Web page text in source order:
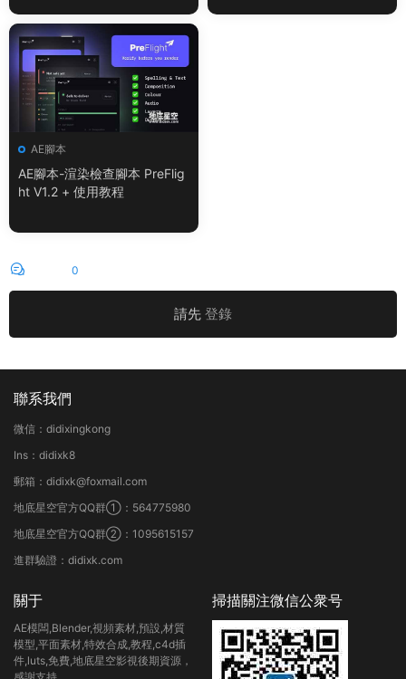
AE腳本
AE腳本-渲染檢查腳本 PreFlig
ht V1.2 + 使用教程
0
請先 登錄
聯系我們
微信：didixingkong
Ins：didixk8
郵箱：didixk@foxmail.com
地底星空官方QQ群①：564775980
地底星空官方QQ群②：1095615157
進群驗證：didixk.com
關于
AE模闆,Blender,視頻素材,預設,材質
模型,平面素材,特效合成,教程,c4d插
件,luts,免費,地底星空影視後期資源，
掃描關注微信公衆号